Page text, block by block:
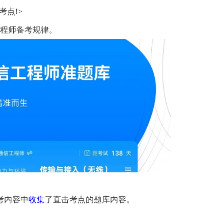
点!>
师备考规律。
内容中收集了直击考点的题库内容。